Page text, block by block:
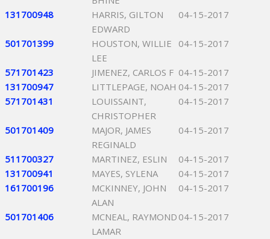
131700948
HARRIS, GILTON
EDWARD
04-15-2017
501701399
HOUSTON, WILLIE
LEE
04-15-2017
571701423 JIMENEZ, CARLOS F 04-15-2017
131700947
LITTLEPAGE, NOAH 04-15-2017
571701431
LOUISSAINT,
CHRISTOPHER
04-15-2017
501701409
MAJOR, JAMES
REGINALD
04-15-2017
511700327 MARTINEZ, ESLIN
04-15-2017
131700941
MAYES, SYLENA
04-15-2017
161700196
MCKINNEY, JOHN
ALAN
04-15-2017
501701406
MCNEAL, RAYMOND
LAMAR
04-15-2017